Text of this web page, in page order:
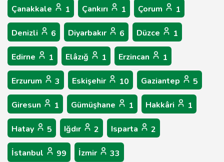
Çanakkale 1 Çankırı 1 Çorum 1
Denizli 6 Diyarbakır 6 Düzce 1
Edirne 1 Elâzığ 1 Erzincan 1
Erzurum 3 Eskişehir 10 Gaziantep 5
Giresun 1 Gümüşhane 1 Hakkâri 1
Hatay 5 Iğdır 2 Isparta 2
İstanbul 99 İzmir 33